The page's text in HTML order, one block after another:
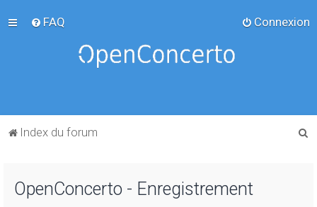
FAQ Connexion
Index du forum
OpenConcerto - Enregistrement